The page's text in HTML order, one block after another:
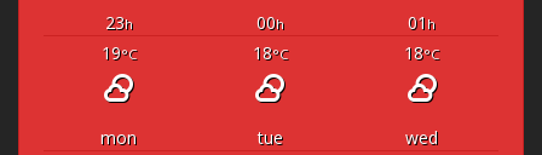
23h 00h 01 h
19°C 18°C 18°C
mon tue
wed